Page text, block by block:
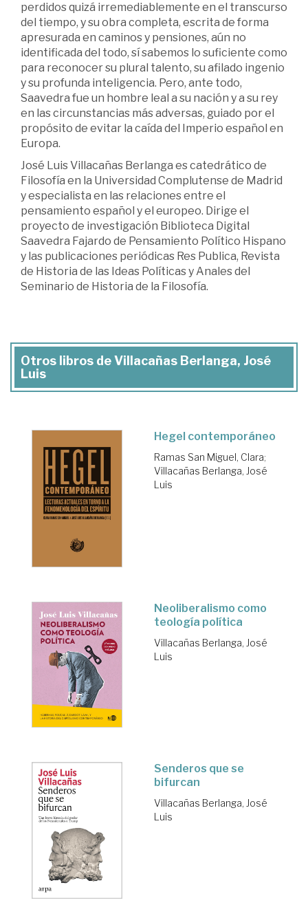
perdidos quizá irremediablemente en el transcurso
del tiempo, y su obra completa, escrita de forma
apresurada en caminos y pensiones, aún no
identificada del todo, sí sabemos lo suficiente como
para reconocer su plural talento, su afilado ingenio
y su profunda inteligencia. Pero, ante todo,
Saavedra fue un hombre leal a su nación y a su rey
en las circunstancias más adversas, guiado por el
propósito de evitar la caída del Imperio español en
Europa.
José Luis Villacañas Berlanga es catedrático de
Filosofía en la Universidad Complutense de Madrid
y especialista en las relaciones entre el
pensamiento español y el europeo. Dirige el
proyecto de investigación Biblioteca Digital
Saavedra Fajardo de Pensamiento Político Hispano
y las publicaciones periódicas Res Publica, Revista
de Historia de las Ideas Políticas y Anales del
Seminario de Historia de la Filosofía.
Otros libros de Villacañas Berlanga, José
Luis
Hegel contemporáneo
Ramas San Miguel, Clara;
Villacañas Berlanga, José
Luis
Neoliberalismo como
teología política
Villacañas Berlanga, José
Luis
Senderos que se
bifurcan
Villacañas Berlanga, José
Luis